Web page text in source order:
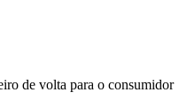
de volta para o consumidor